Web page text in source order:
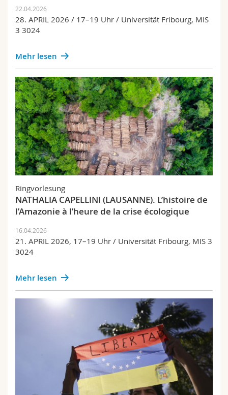
22.04.2026
28. APRIL 2026 / 17–19 Uhr / Universität Fribourg, MIS
3 3024
Mehr lesen
Ringvorlesung
NATHALIA CAPELLINI (LAUSANNE). L’histoire de
l’Amazonie à l’heure de la crise écologique
16.04.2026
21. APRIL 2026, 17–19 Uhr / Universität Fribourg, MIS 3
3024
Mehr lesen